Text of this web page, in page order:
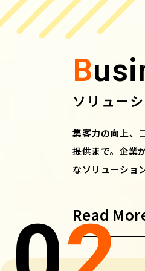
B
ソリュー
集客力の向上、
提供まで。企業
なソリューショ
Read